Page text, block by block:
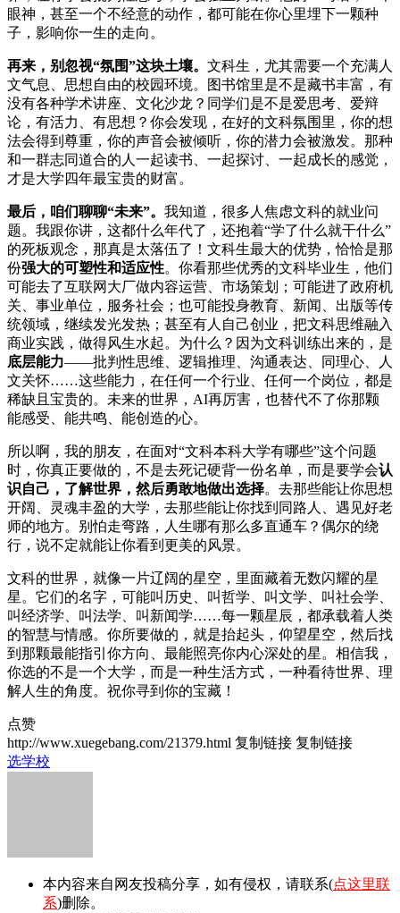
眼神，甚至一个不经意的动作，都可能在你心里埋下一颗种
子，影响你一生的走向。
再来，别忽视“氛围”这块土壤。 文科生，尤其需要一个充满人
文气息、思想自由的校园环境。图书馆里是不是藏书丰富，有
没有各种学术讲座、文化沙龙？同学们是不是爱思考、爱辩
论，有活力、有思想？你会发现，在好的文科氛围里，你的想
法会得到尊重，你的声音会被倾听，你的潜力会被激发。那种
和一群志同道合的人一起读书、一起探讨、一起成长的感觉，
才是大学四年最宝贵的财富。
最后，咱们聊聊“未来”。 我知道，很多人焦虑文科的就业问
题。我跟你讲，这都什么年代了，还抱着“学了什么就干什么”
的死板观念，那真是太落伍了！文科生最大的优势，恰恰是那
份强大的可塑性和适应性。你看那些优秀的文科毕业生，他们
可能去了互联网大厂做内容运营、市场策划；可能进了政府机
关、事业单位，服务社会；也可能投身教育、新闻、出版等传
统领域，继续发光发热；甚至有人自己创业，把文科思维融入
商业实践，做得风生水起。为什么？因为文科训练出来的，是
底层能力——批判性思维、逻辑推理、沟通表达、同理心、人
文关怀……这些能力，在任何一个行业、任何一个岗位，都是
稀缺且宝贵的。未来的世界，AI再厉害，也替代不了你那颗
能感受、能共鸣、能创造的心。
所以啊，我的朋友，在面对“文科本科大学有哪些”这个问题
时，你真正要做的，不是去死记硬背一份名单，而是要学会认
识自己，了解世界，然后勇敢地做出选择。去那些能让你思想
开阔、灵魂丰盈的大学，去那些能让你找到同路人、遇见好老
师的地方。别怕走弯路，人生哪有那么多直通车？偶尔的绕
行，说不定就能让你看到更美的风景。
文科的世界，就像一片辽阔的星空，里面藏着无数闪耀的星
星。它们的名字，可能叫历史、叫哲学、叫文学、叫社会学、
叫经济学、叫法学、叫新闻学……每一颗星辰，都承载着人类
的智慧与情感。你所要做的，就是抬起头，仰望星空，然后找
到那颗最能指引你方向、最能照亮你内心深处的星。相信我，
你选的不是一个大学，而是一种生活方式，一种看待世界、理
解人生的角度。祝你寻到你的宝藏！
点赞
http://www.xuegebang.com/21379.html 复制链接 复制链接
选学校
本内容来自网友投稿分享，如有侵权，请联系(点这里联
系)删除。